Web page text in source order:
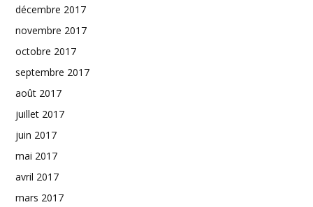
décembre 2017
novembre 2017
octobre 2017
septembre 2017
août 2017
juillet 2017
juin 2017
mai 2017
avril 2017
mars 2017